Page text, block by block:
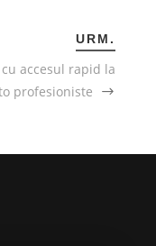
URM.
accesul rapid la
profesioniste